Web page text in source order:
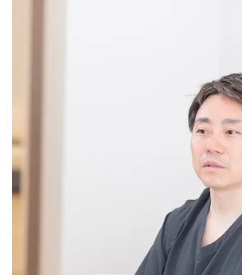
機関ホームページ、またはお電話にてご
>>病院なびで医療機関の詳細を見る
公式HPはこちら